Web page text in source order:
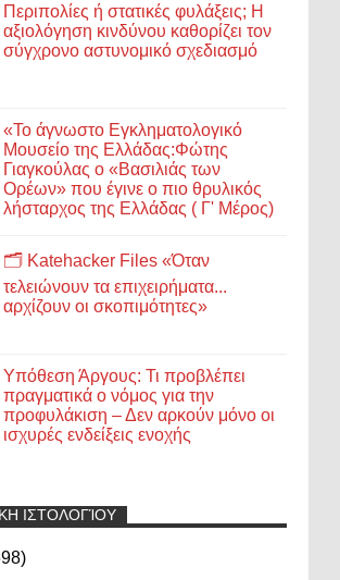
Περιπολίες ή στατικές φυλάξεις; Η
αξιολόγηση κινδύνου καθορίζει τον
σύγχρονο αστυνομικό σχεδιασμό
«Το άγνωστο Εγκληματολογικό
Μουσείο της Ελλάδας:Φώτης
Γιαγκούλας ο «Βασιλιάς των
Ορέων» που έγινε ο πιο θρυλικός
λήσταρχος της Ελλάδας ( Γ' Μέρος)
🗂️ Katehacker Files «Όταν
τελειώνουν τα επιχειρήματα...
αρχίζουν οι σκοπιμότητες»
Υπόθεση Άργους: Τι προβλέπει
πραγματικά ο νόμος για την
προφυλάκιση – Δεν αρκούν μόνο οι
ισχυρές ενδείξεις ενοχής
ΙΣΤΟΛΟΓΊΟΥ